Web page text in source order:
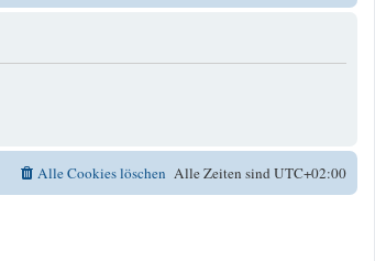
Alle Zeiten sindUTC+02:00
Alle Cookies löschen